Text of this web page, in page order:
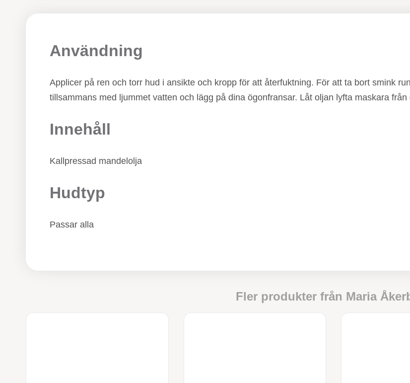
Användning
Applicer på ren och torr hud i ansikte och kropp för att återfuktning. För att ta bort smink
tillsammans med ljummet vatten och lägg på dina ögonfransar. Låt oljan lyfta maskara från
Innehåll
Kallpressad mandelolja
Hudtyp
Passar alla
Fler produkter från Maria